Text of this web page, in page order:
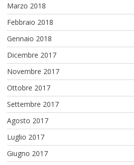
Marzo 2018
Febbraio 2018
Gennaio 2018
Dicembre 2017
Novembre 2017
Ottobre 2017
Settembre 2017
Agosto 2017
Luglio 2017
Giugno 2017